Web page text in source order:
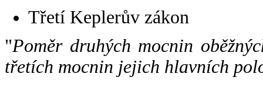
Třetí Keplerův zákon
"Poměr druhých mocnin
třetích mocnin jejich hlavních